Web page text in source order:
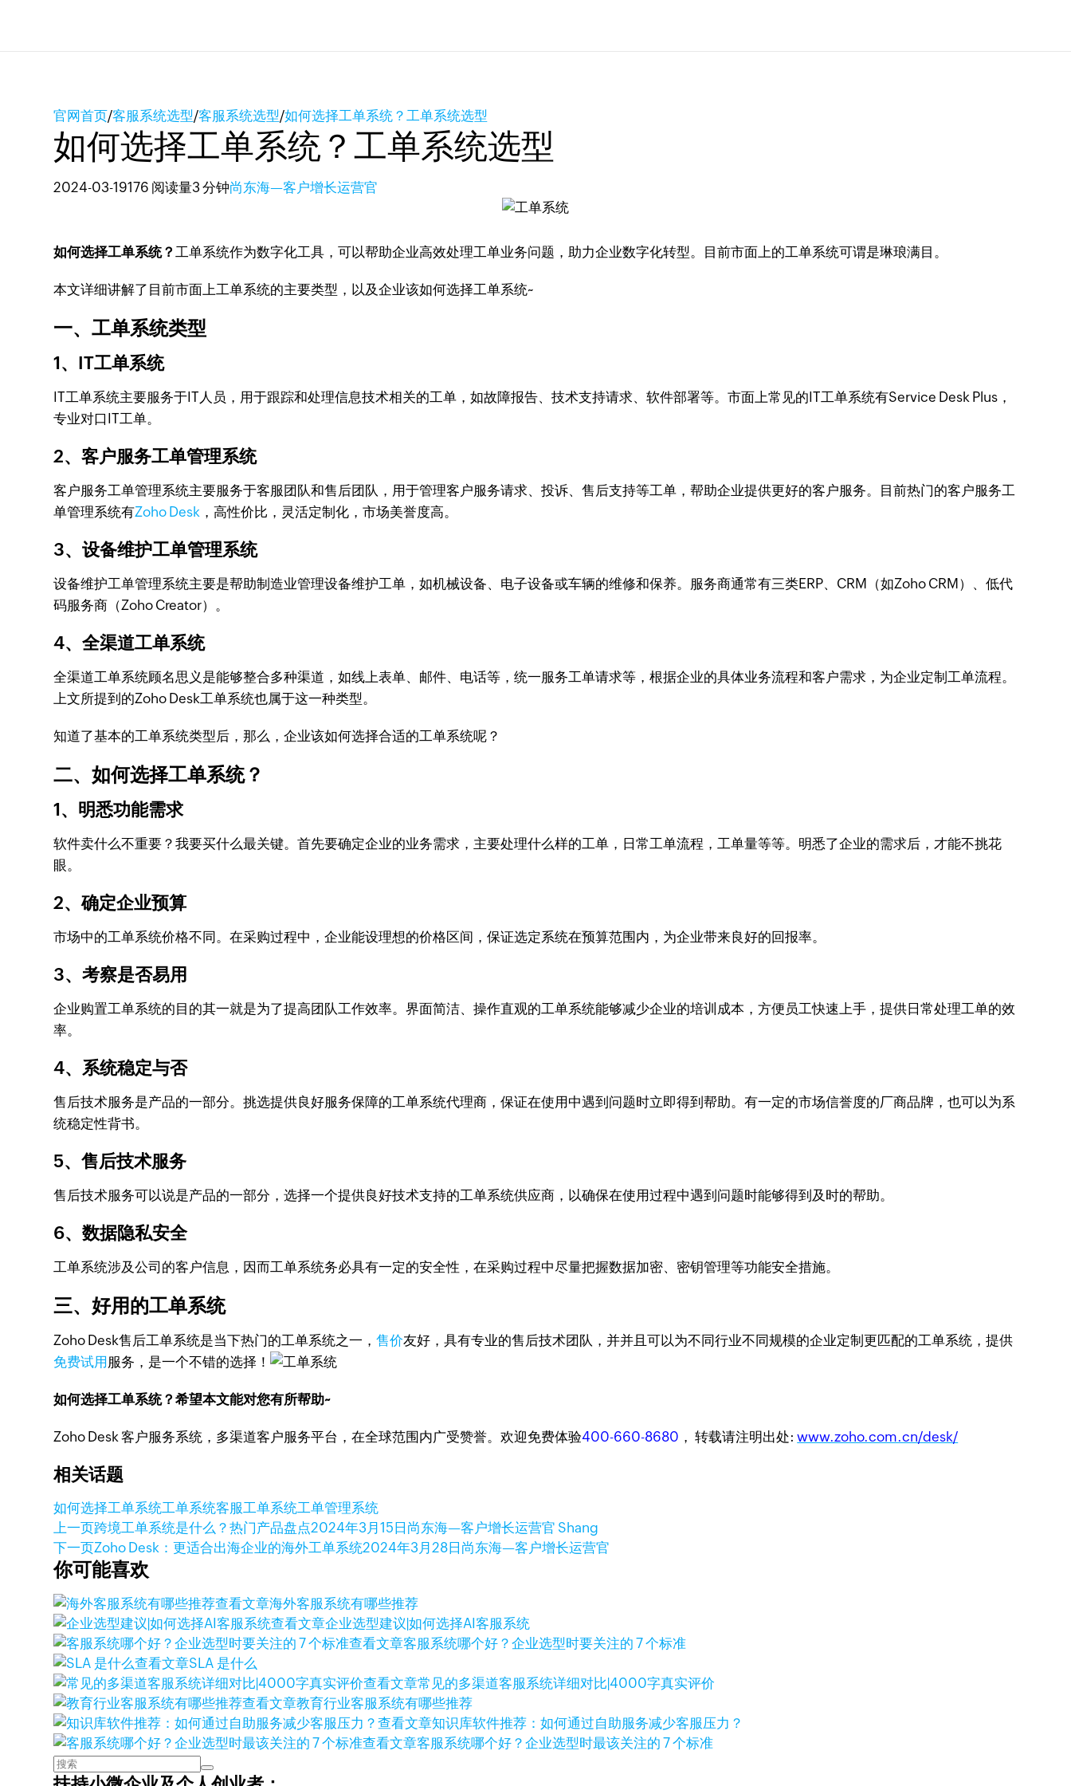
官网首页/客服系统选型/客服系统选型/如何选择工单系统？工单系统选型
如何选择工单系统？工单系统选型
2024-03-19176 阅读量3 分钟尚东海—客户增长运营官
如何选择工单系统？工单系统作为数字化工具，可以帮助企业高效处理工单业务问题，助力企业数字化转型。目前市面上的工单系统可谓是琳琅满目。
本文详细讲解了目前市面上工单系统的主要类型，以及企业该如何选择工单系统~
一、工单系统类型
1、IT工单系统
IT工单系统主要服务于IT人员，用于跟踪和处理信息技术相关的工单，如故障报告、技术支持请求、软件部署等。市面上常见的IT工单系统有Service Desk Plus，
专业对口IT工单。
2、客户服务工单管理系统
客户服务工单管理系统主要服务于客服团队和售后团队，用于管理客户服务请求、投诉、售后支持等工单，帮助企业提供更好的客户服务。目前热门的客户服务工
单管理系统有Zoho Desk ，高性价比，灵活定制化，市场美誉度高。
3、设备维护工单管理系统
设备维护工单管理系统主要是帮助制造业管理设备维护工单，如机械设备、电子设备或车辆的维修和保养。服务商通常有三类ERP、CRM（如Zoho CRM）、低代
码服务商（Zoho Creator）。
4、全渠道工单系统
全渠道工单系统顾名思义是能够整合多种渠道，如线上表单、邮件、电话等，统一服务工单请求等，根据企业的具体业务流程和客户需求，为企业定制工单流程。
上文所提到的Zoho Desk工单系统也属于这一种类型。
知道了基本的工单系统类型后，那么，企业该如何选择合适的工单系统呢？
二、如何选择工单系统？
1、明悉功能需求
软件卖什么不重要？我要买什么最关键。首先要确定企业的业务需求，主要处理什么样的工单，日常工单流程，工单量等等。明悉了企业的需求后，才能不挑花
眼。
2、确定企业预算
市场中的工单系统价格不同。在采购过程中，企业能设理想的价格区间，保证选定系统在预算范围内，为企业带来良好的回报率。
3、考察是否易用
企业购置工单系统的目的其一就是为了提高团队工作效率。界面简洁、操作直观的工单系统能够减少企业的培训成本，方便员工快速上手，提供日常处理工单的效
率。
4、系统稳定与否
售后技术服务是产品的一部分。挑选提供良好服务保障的工单系统代理商，保证在使用中遇到问题时立即得到帮助。有一定的市场信誉度的厂商品牌，也可以为系
统稳定性背书。
5、售后技术服务
售后技术服务可以说是产品的一部分，选择一个提供良好技术支持的工单系统供应商，以确保在使用过程中遇到问题时能够得到及时的帮助。
6、数据隐私安全
工单系统涉及公司的客户信息，因而工单系统务必具有一定的安全性，在采购过程中尽量把握数据加密、密钥管理等功能安全措施。
三、好用的工单系统
Zoho Desk售后工单系统是当下热门的工单系统之一，售价友好，具有专业的售后技术团队，并并且可以为不同行业不同规模的企业定制更匹配的工单系统，提供
免费试用 服务，是一个不错的选择！
如何选择工单系统？希望本文能对您有所帮助~
Zoho Desk 客户服务系统，多渠道客户服务平台，在全球范围内广受赞誉。欢迎免费体验400-660-8680 ， 转载请注明出处:www.zoho.com.cn/desk/
相关话题
如何选择工单系统工单系统客服工单系统工单管理系统
上一页跨境工单系统是什么？热门产品盘点2024年3月15日 尚东海—客户增长运营官 Shang
下一页Zoho Desk：更适合出海企业的海外工单系统2024年3月28日 尚东海—客户增长运营官
你可能喜欢
查看文章海外客服系统有哪些推荐
查看文章企业选型建议|如何选择AI客服系统
查看文章客服系统哪个好？企业选型时要关注的 7 个标准
查看文章SLA 是什么
查看文章常见的多渠道客服系统详细对比|4000字真实评价
查看文章教育行业客服系统有哪些推荐
查看文章知识库软件推荐：如何通过自助服务减少客服压力？
查看文章客服系统哪个好？企业选型时最该关注的 7 个标准